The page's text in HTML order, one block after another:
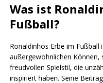
Was ist
Fußball?
Ronaldinhos Erbe im
außergewöhnlichen Können,
freudvollen Spielstil, die
inspiriert haben. Seine